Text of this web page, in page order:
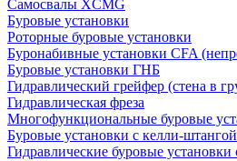
Самосвалы XCMG
Буровые установки
Роторные буровые установки
Буронабивные установки CFA
Буровые установки ГНБ
Гидравлический грейфер (стена в
Гидравлическая фреза
Многофункциональные буровые
Буровые установки с келли-
Гидравлические буровые